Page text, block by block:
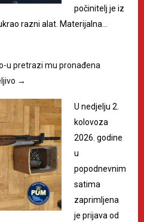
počinitelj je iz
razni alat. Materijalna…
u pretrazi mu pronađena
→
U nedjelju 2.
kolovoza
2026. godine
u
popodnevnim
satima
zaprimljena
je prijava od